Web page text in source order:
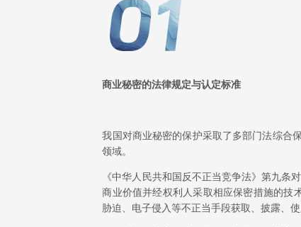
商业秘密的法律规定与认定标准
我国对商业秘密的保护采取了多部门法综合
领域。
《中华人民共和国反不正当竞争法》第九条
商业价值并经权利人采取相应保密措施的技
胁迫、电子侵入等不正当手段获取、披露、